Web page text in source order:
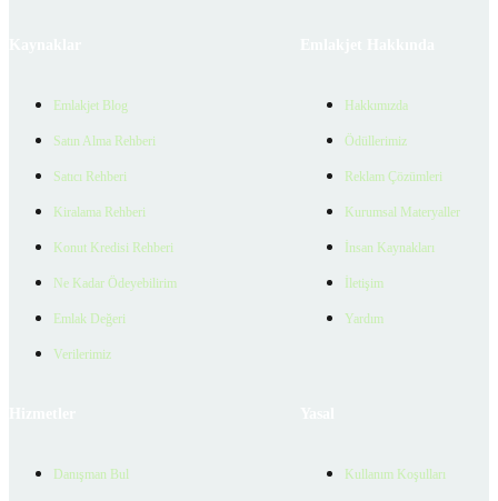
Emlakjet Blog
Satın Alma Rehberi
Satıcı Rehberi
Kiralama Rehberi
Konut Kredisi Rehberi
Ne Kadar Ödeyebilirim
Emlak Değeri
Verilerimiz
Hakkımızda
Ödüllerimiz
Reklam Çözümleri
Kurumsal Materyaller
İnsan Kaynakları
İletişim
Yardım
Danışman Bul Kullanım Koşulları